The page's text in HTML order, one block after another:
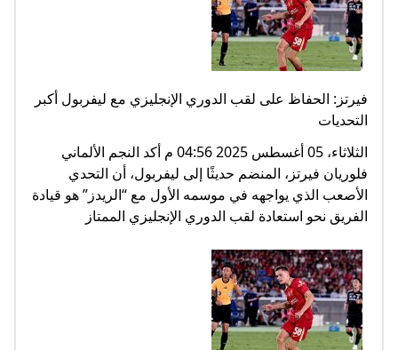
فيرتز: الحفاظ على لقب الدوري الإنجليزي مع ليفربول أكبر
التحديات
الثلاثاء، 05 أغسطس 2025 04:56 م أكد النجم الألماني
فلوريان فيرتز، المنضم حديثًا إلى ليفربول، أن التحدي
الأصعب الذي يواجهه في موسمه الأول مع “الريدز” هو قيادة
الفريق نحو استعادة لقب الدوري الإنجليزي الممتاز